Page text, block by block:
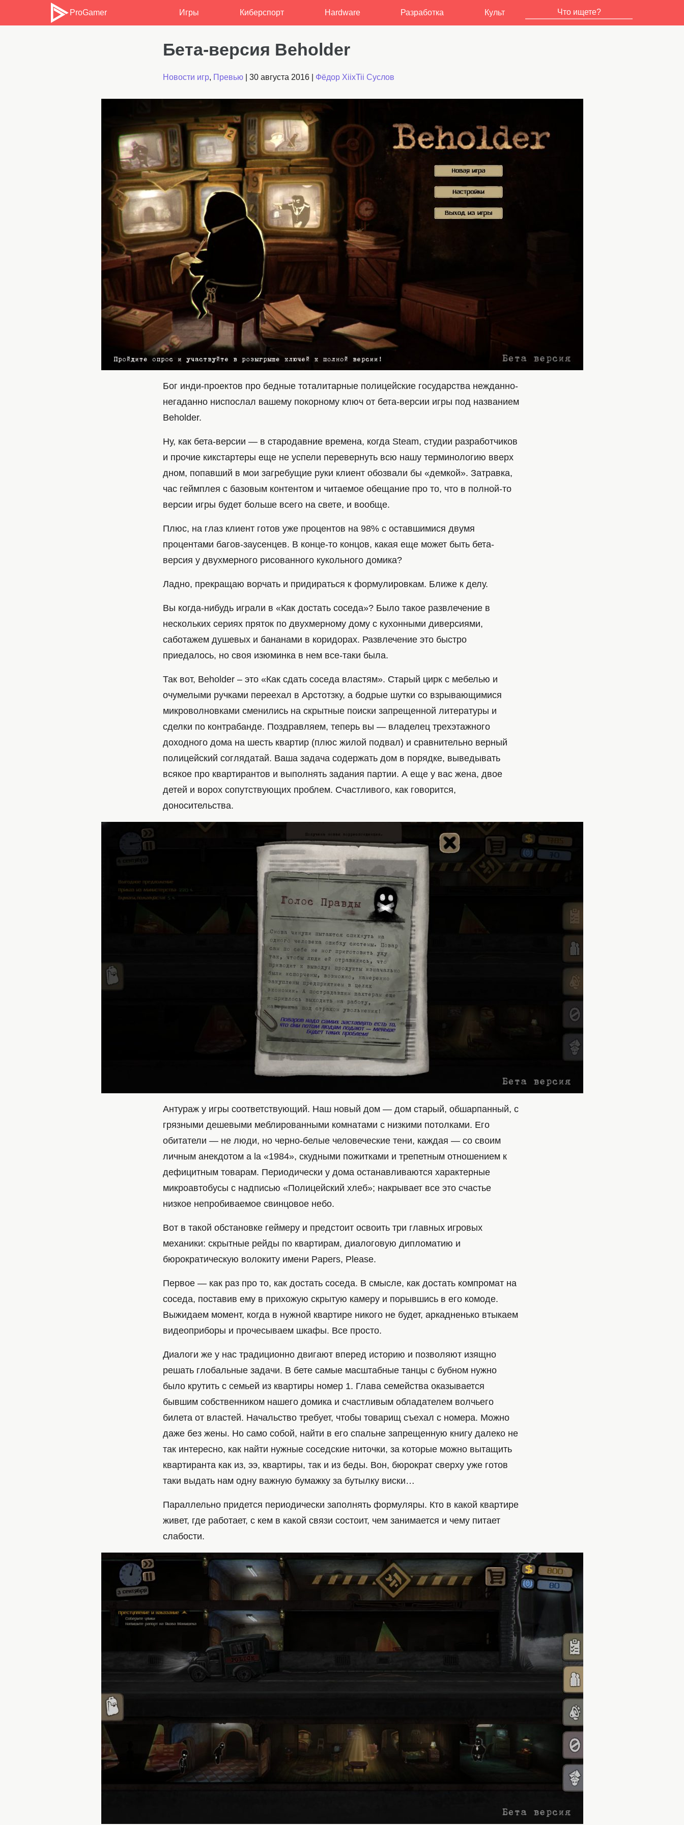
ProGamer Игры Киберспорт Hardware Разработка Культ
Бета-версия Beholder
Новости игр, Превью 30 августа 2016 Фёдор XiixTii Суслов
Бог инди-проектов про бедные тоталитарные полицейские государства нежданно-
негаданно ниспослал вашему покорному ключ от бета-версии игры под названием
Beholder.
Ну, как бета-версии — в стародавние времена, когда Steam, студии разработчиков
и прочие кикстартеры еще не успели перевернуть всю нашу терминологию вверх
дном, попавший в мои загребущие руки клиент обозвали бы «демкой». Затравка,
час геймплея с базовым контентом и читаемое обещание про то, что в полной-то
версии игры будет больше всего на свете, и вообще.
Плюс, на глаз клиент готов уже процентов на 98% с оставшимися двумя
процентами багов-заусенцев. В конце-то концов, какая еще может быть бета-
версия у двухмерного рисованного кукольного домика?
Ладно, прекращаю ворчать и придираться к формулировкам. Ближе к делу.
Вы когда-нибудь играли в «Как достать соседа»? Было такое развлечение в
нескольких сериях пряток по двухмерному дому с кухонными диверсиями,
саботажем душевых и бананами в коридорах. Развлечение это быстро
приедалось, но своя изюминка в нем все-таки была.
Так вот, Beholder – это «Как сдать соседа властям». Старый цирк с мебелью и
очумелыми ручками переехал в Арстотзку, а бодрые шутки со взрывающимися
микроволновками сменились на скрытные поиски запрещенной литературы и
сделки по контрабанде. Поздравляем, теперь вы — владелец трехэтажного
доходного дома на шесть квартир (плюс жилой подвал) и сравнительно верный
полицейский соглядатай. Ваша задача содержать дом в порядке, выведывать
всякое про квартирантов и выполнять задания партии. А еще у вас жена, двое
детей и ворох сопутствующих проблем. Счастливого, как говорится,
доносительства.
Антураж у игры соответствующий. Наш новый дом — дом старый, обшарпанный, с
грязными дешевыми меблированными комнатами с низкими потолками. Его
обитатели — не люди, но черно-белые человеческие тени, каждая — со своим
личным анекдотом a la «1984», скудными пожитками и трепетным отношением к
дефицитным товарам. Периодически у дома останавливаются характерные
микроавтобусы с надписью «Полицейский хлеб»; накрывает все это счастье
низкое непробиваемое свинцовое небо.
Вот в такой обстановке геймеру и предстоит освоить три главных игровых
механики: скрытные рейды по квартирам, диалоговую дипломатию и
бюрократическую волокиту имени Papers, Please.
Первое — как раз про то, как достать соседа. В смысле, как достать компромат на
соседа, поставив ему в прихожую скрытую камеру и порывшись в его комоде.
Выжидаем момент, когда в нужной квартире никого не будет, аркадненько втыкаем
видеоприборы и прочесываем шкафы. Все просто.
Диалоги же у нас традиционно двигают вперед историю и позволяют изящно
решать глобальные задачи. В бете самые масштабные танцы с бубном нужно
было крутить с семьей из квартиры номер 1. Глава семейства оказывается
бывшим собственником нашего домика и счастливым обладателем волчьего
билета от властей. Начальство требует, чтобы товарищ съехал с номера. Можно
даже без жены. Но само собой, найти в его спальне запрещенную книгу далеко не
так интересно, как найти нужные соседские ниточки, за которые можно вытащить
квартиранта как из, ээ, квартиры, так и из беды. Вон, бюрократ сверху уже готов
таки выдать нам одну важную бумажку за бутылку виски…
Параллельно придется периодически заполнять формуляры. Кто в какой квартире
живет, где работает, с кем в какой связи состоит, чем занимается и чему питает
слабости.